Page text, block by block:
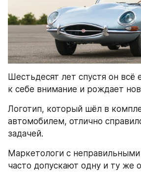
Шестьдесят лет спустя он всё
к себе внимание и рождает
Логотип, который шёл в
автомобилем, отлично
задачей.
Маркетологи с
часто допускают одну и ту же